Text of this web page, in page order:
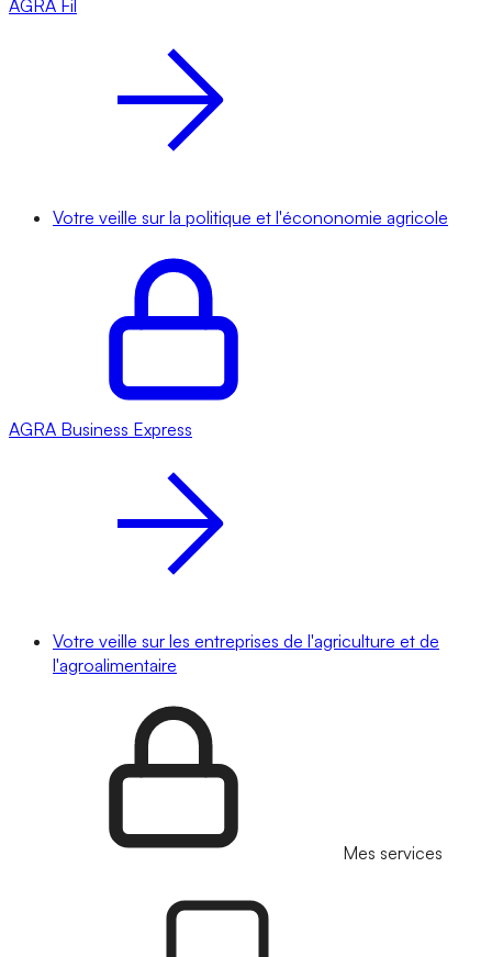
AGRA Fil
Votre veille sur la politique et l'écononomie agricole
AGRA Business Express
Votre veille sur les entreprises de l'agriculture et de
l'agroalimentaire
Mes services